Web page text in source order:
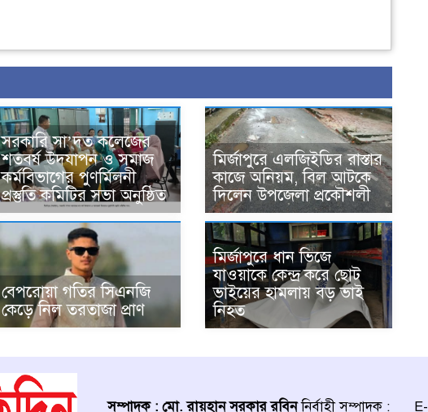
সরকারি সা’দত কলেজের
শতবর্ষ উদযাপন ও সমাজ
কর্মবিভাগের পুণর্মিলনী
প্রস্তুতি কমিটির সভা অনুষ্ঠিত
মির্জাপুরে এলজিইডির রাস্তার
কাজে অনিয়ম, বিল আটকে
দিলেন উপজেলা প্রকৌশলী
বেপরোয়া গতির সিএনজি
কেড়ে নিল তরতাজা প্রাণ
মির্জাপুরে ধান ভিজে
যাওয়াকে কেন্দ্র করে ছোট
ভাইয়ের হামলায় বড় ভাই
নিহত
সম্পাদক : মো. রায়হান সরকার রবিননির্বাহী সম্পাদক :